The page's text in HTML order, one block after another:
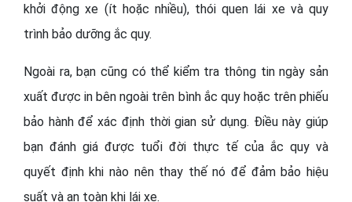
khởi động xe (ít hoặc nhiều), thói quen lái xe và quy
trình bảo dưỡng ắc quy.
Ngoài ra, bạn cũng có thể kiểm tra thông tin ngày sản
xuất được in bên ngoài trên bình ắc quy hoặc trên phiếu
bảo hành để xác định thời gian sử dụng. Điều này giúp
bạn đánh giá được tuổi đời thực tế của ắc quy và
quyết định khi nào nên thay thế nó để đảm bảo hiệu
suất và an toàn khi lái xe.